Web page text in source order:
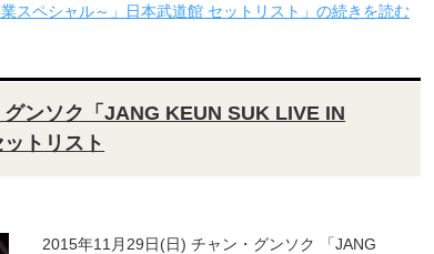
スペシャル～」日本武道館 セットリスト」の続きを読む
ンソク「JANG KEUN SUK LIVE IN
トリスト
2015年11月29日(日) チャン・グンソク 「JANG